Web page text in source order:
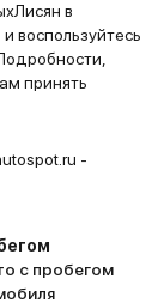
в
воспользуйтесь
принять
-
с пробегом